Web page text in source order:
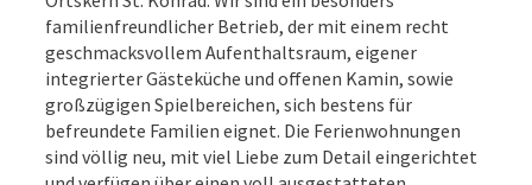
familienfreundlicher Betrieb, der mit einem recht
geschmacksvollem Aufenthaltsraum, eigener
integrierter Gästeküche und offenen Kamin, sowie
großzügigen Spielbereichen, sich bestens für
befreundete Familien eignet. Die Ferienwohnungen
sind völlig neu, mit viel Liebe zum Detail eingerichtet